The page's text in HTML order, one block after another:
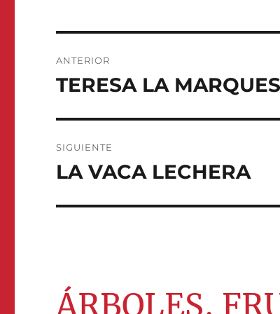
de
ANTERIOR
Entrada
TERESA LA
SIGUIENTE
Entrada
LA VACA LECHERA
ÁRBOLES,